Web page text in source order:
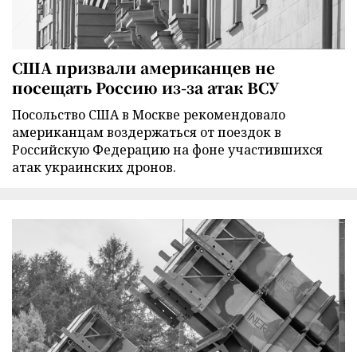
США призвали американцев не
посещать Россию из-за атак ВСУ
Посольство США в Москве рекомендовало
американцам воздержаться от поездок в
Российскую Федерацию на фоне участившихся
атак украинских дронов.